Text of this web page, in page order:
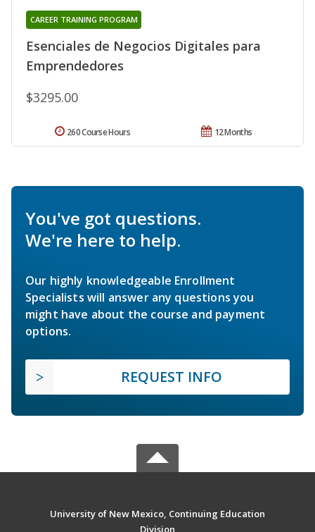
Esenciales de Negocios Digitales para
Emprendedores
CAREER TRAINING PROGRAM
$3295.00
12 Months
260 Course Hours
You've got questions.
We're here to help.
Our highly knowledgeable Enrollment
Specialists will answer any questions you
might have about the course and payment
options.
REQUEST INFO
University of New Mexico, Continuing Education
Division